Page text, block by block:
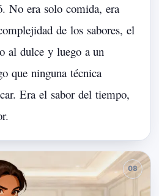
No era solo comida, era
de los sabores, el
al dulce y luego a un
que ninguna técnica
Era el sabor del tiempo,